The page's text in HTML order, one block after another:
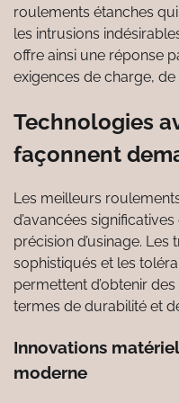
roulements étanches
les intrusions
offre ainsi une réponse
exigences de charge, de
Technologies
façonnent
Les meilleurs
d’avancées
précision d’usinage.
sophistiqués et les
permettent d’obtenir
termes de durabilité et
Innovations
moderne